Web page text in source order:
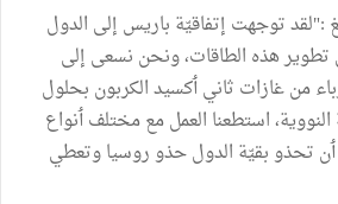
:"لقدتوجهت إتفاقيّة باريس إلى الدول
تطويرهذه الطاقات،ونحن نسعى إلى
منغازات ثانيٲكسيدالكربون بحلول
النووية،استطعنا العملمعمختلفٲنواع
ٲن تحذوبقيّة الدولحذوروسياوتعطي